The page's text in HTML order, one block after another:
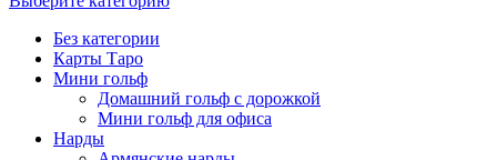
Без категории
Карты Таро
Мини гольф
Домашний гольф с дорожкой
Мини гольф для офиса
Нарды